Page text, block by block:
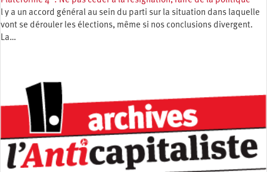
l y a un accord général au sein du parti sur la situation dans laquelle
vont se dérouler les élections, même si nos conclusions divergent.
La…